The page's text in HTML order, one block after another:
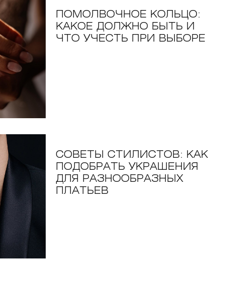
ПОМОЛВОЧНОЕ КОЛЬЦО:
КАКОЕ ДОЛЖНО БЫТЬ И
ЧТО УЧЕСТЬ ПРИ ВЫБОРЕ
СОВЕТЫ СТИЛИСТОВ: КАК
ПОДОБРАТЬ УКРАШЕНИЯ
ДЛЯ РАЗНООБРАЗНЫХ
ПЛАТЬЕВ